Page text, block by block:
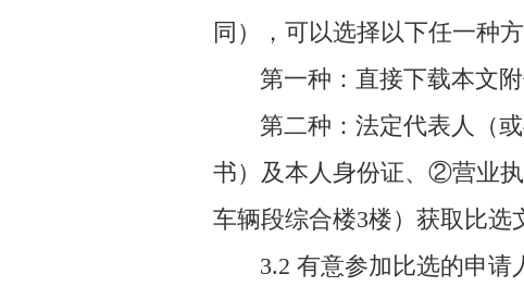
同），可以选择以下任一种
第一种：直接下载本文附
第二种：法定代表人（
书）及本人身份证、②营业
车辆段综合楼3楼）获取比选
3.2 有意参加比选的申请